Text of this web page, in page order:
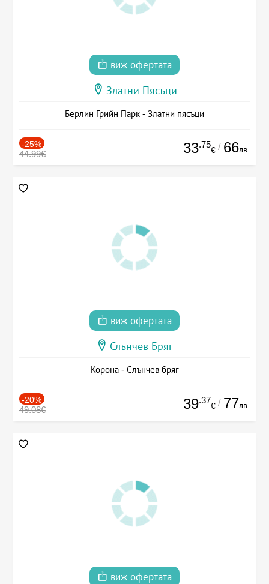
виж офертата
Златни Пясъци
Берлин Грийн Парк - Златни пясъци
-25%
44.99€ 33.75
€ / 66лв.
виж офертата
Слънчев Бряг
Корона - Слънчев бряг
-20%
49.08€ 39.37
€ / 77лв.
виж офертата